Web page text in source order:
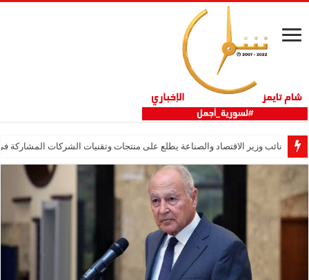
نائب وزير الاقتصاد والصناعة يطلع على منتجات وتقنيات الشركات المشاركة في